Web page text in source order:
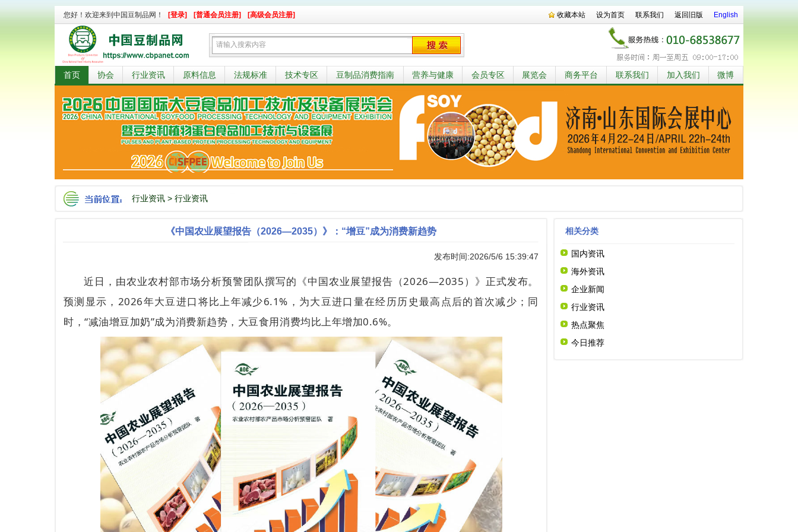
您好！欢迎来到中国豆制品网！ [登录] [普通会员注册] [高级会员注册] 收藏本站 设为首页 联系我们 返回旧版 English
首页 协会 行业资讯 原料信息 法规标准 技术专区 豆制品消费指南 营养与健康 会员专区 展览会 商务平台 联系我们 加入我们 微博
行业资讯 > 行业资讯
《中国农业展望报告（2026—2035）》：“增豆”成为消费新趋势
发布时间:2026/5/6 15:39:47
近日，由农业农村部市场分析预警团队撰写的《中国农业展望报告（2026—2035）》正式发布。
预测显示，2026年大豆进口将比上年减少6.1%，为大豆进口量在经历历史最高点后的首次减少；同
时，“减油增豆加奶”成为消费新趋势，大豆食用消费均比上年增加0.6%。
相关分类
国内资讯
海外资讯
企业新闻
行业资讯
热点聚焦
今日推荐